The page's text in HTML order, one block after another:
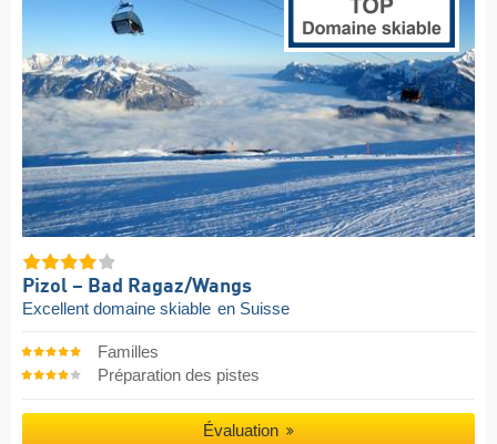
Pizol – Bad Ragaz/​Wangs
Excellent domaine skiable en Suisse
Familles
Préparation des pistes
Évaluation